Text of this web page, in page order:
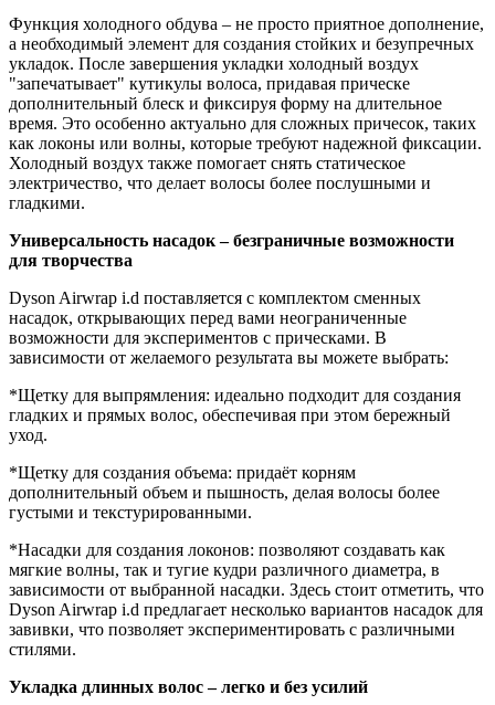
Функция холодного обдува – не просто приятное дополнение,
а необходимый элемент для создания стойких и безупречных
укладок. После завершения укладки холодный воздух
"запечатывает" кутикулы волоса, придавая прическе
дополнительный блеск и фиксируя форму на длительное
время. Это особенно актуально для сложных причесок, таких
как локоны или волны, которые требуют надежной фиксации.
Холодный воздух также помогает снять статическое
электричество, что делает волосы более послушными и
гладкими.
Универсальность насадок – безграничные возможности
для творчества
Dyson Airwrap i.d поставляется с комплектом сменных
насадок, открывающих перед вами неограниченные
возможности для экспериментов с прическами. В
зависимости от желаемого результата вы можете выбрать:
*Щетку для выпрямления: идеально подходит для создания
гладких и прямых волос, обеспечивая при этом бережный
уход.
*Щетку для создания объема: придаёт корням
дополнительный объем и пышность, делая волосы более
густыми и текстурированными.
*Насадки для создания локонов: позволяют создавать как
мягкие волны, так и тугие кудри различного диаметра, в
зависимости от выбранной насадки. Здесь стоит отметить, что
Dyson Airwrap i.d предлагает несколько вариантов насадок для
завивки, что позволяет экспериментировать с различными
стилями.
Укладка длинных волос – легко и без усилий